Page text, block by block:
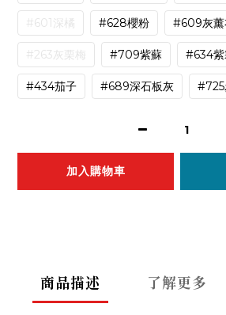
#601深橘 #628櫻粉 #609灰薰
#263灰栗梅 #709紫蘇 #634
#434茄子 #689深石板灰 #725
加入購物車
商品描述 了解更多